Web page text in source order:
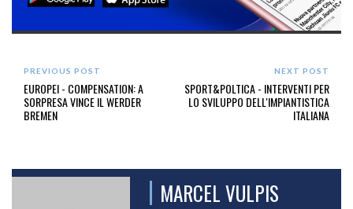
PREVIOUS POST
EUROPEI - COMPENSATION: A
SORPRESA VINCE IL WERDER
BREMEN
NEXT POST
SPORT&POLTICA - INTERVENTI PER
LO SVILUPPO DELL'IMPIANTISTICA
ITALIANA
MARCEL VULPIS